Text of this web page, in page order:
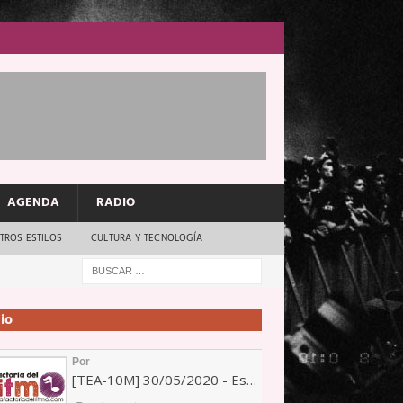
AGENDA RADIO
ESTILOS CULTURA Y TECNOLOGÍA